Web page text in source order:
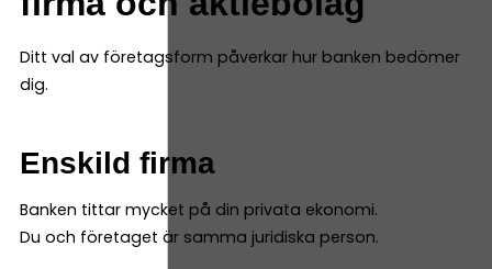
Ditt val av företagsform påverkar hur banken bedömer
dig.
Enskild firma
Banken tittar mycket på din privata ekonomi.
Du och företaget är samma juridiska person.